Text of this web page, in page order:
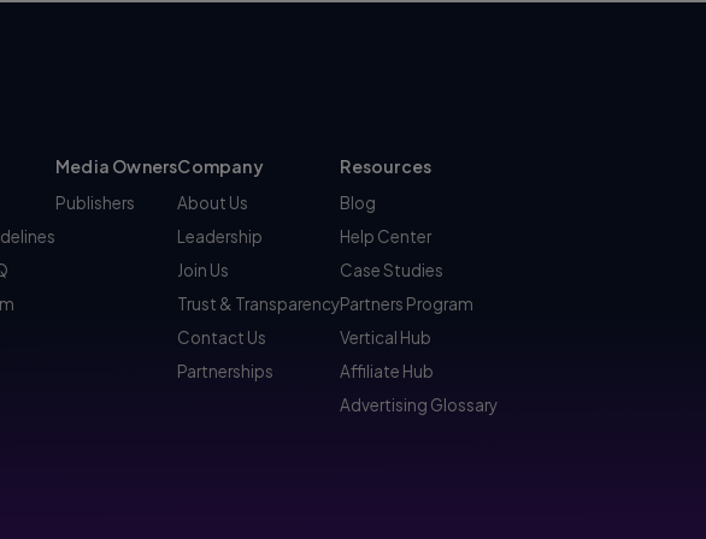
Media Owners
Publishers
Company
About Us
Leadership
Join Us
Trust & Transparency
Contact Us
Partnerships
Resources
Blog
Help Center
Case Studies
Partners Program
Vertical Hub
Affiliate Hub
Advertising Glossary